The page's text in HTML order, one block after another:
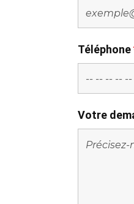
Téléphone
Votre